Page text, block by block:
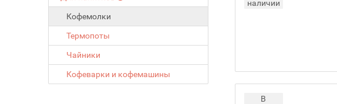
WILLMARK
Кофемолки
Термопоты
Чайники
Кофеварки и кофемашины
наличии
В